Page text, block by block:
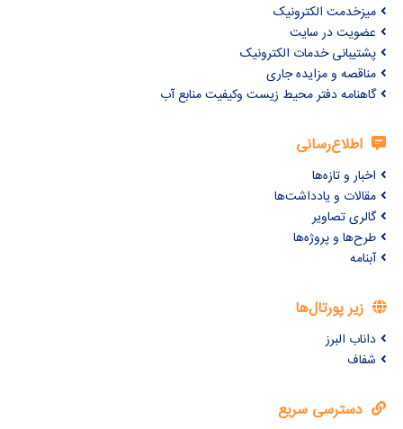
میزخدمت الکترونیک
عضویت در سایت
پشتیبانی خدمات الکترونیک
مناقصه و مزایده جاری
گاهنامه دفتر محیط زیست وکیفیت منابع آب
اطلاع‌رسانی
اخبار و تازه‌ها
مقالات و یادداشت‌ها
گالری تصاویر
طرح‌ها و پروژه‌ها
آبنامه
زیر پورتال‌ها
داناب البرز
شفاف
دسترسی سریع